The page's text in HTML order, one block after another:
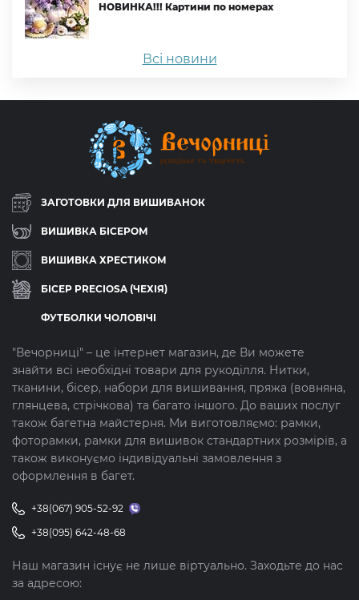
НОВИНКА!!! Картини по номерах
Всі новини
ЗАГОТОВКИ ДЛЯ ВИШИВАНОК
ВИШИВКА БІСЕРОМ
ВИШИВКА ХРЕСТИКОМ
БІСЕР PRECIOSA (ЧЕХІЯ)
ФУТБОЛКИ ЧОЛОВІЧІ
"Вечорниці" – це інтернет магазин, де Ви можете
знайти всі необхідні товари для рукоділля. Нитки,
тканини, бісер, набори для вишивання, пряжа (вовняна,
глянцева, стрічкова) та багато іншого. До ваших послуг
також багетна майстерня. Ми виготовляємо: рамки,
фоторамки, рамки для вишивок стандартних розмірів, а
також виконуємо індивідуальні замовлення з
оформлення в багет.
+38(067) 905-52-92
+38(095) 642-48-68
Наш магазин існує не лише віртуально. Заходьте до нас
за адресою: